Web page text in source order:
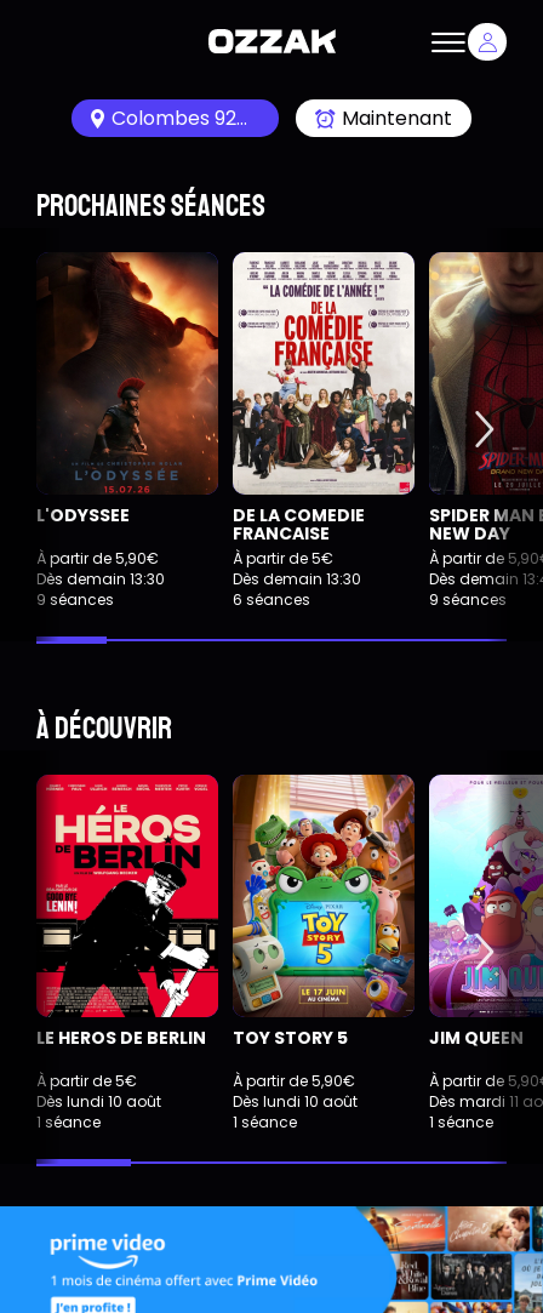
Colombes 92700 Maintenant
Prochaines séances
L'ODYSSEE
À partir de 5,90€
Dès demain 13:30
9 séances
DE LA COMEDIE
FRANCAISE
À partir de 5€
Dès demain 13:30
6 séances
SPIDER MAN
NEW DAY
À partir de
Dès demain
9 séances
À découvrir
LE HEROS DE BERLIN
À partir de 5€
Dès lundi 10 août
1 séance
TOY STORY 5
À partir de 5,90€
Dès lundi 10 août
1 séance
JIM QUEEN
À partir de
Dès mardi 11
1 séance